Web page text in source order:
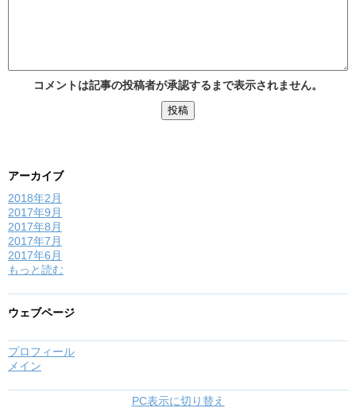
コメントは記事の投稿者が承認するまで表示されません。
アーカイブ
2018年2月
2017年9月
2017年8月
2017年7月
2017年6月
もっと読む
ウェブページ
プロフィール
メイン
PC表示に切り替え